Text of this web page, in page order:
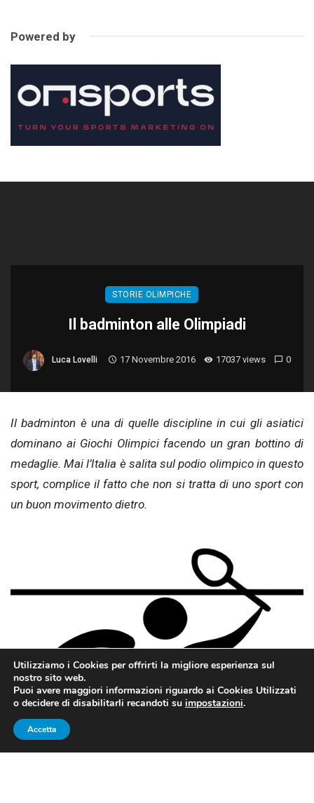
Powered by
STORIE OLIMPICHE
Il badminton alle Olimpiadi
Luca Lovelli 17 Novembre 2016 17037 views 0
Il badminton è una di quelle discipline in cui gli asiatici
dominano ai Giochi Olimpici facendo un gran bottino di
medaglie. Mai l’Italia è salita sul podio olimpico in questo
sport, complice il fatto che non si tratta di uno sport con
un buon movimento dietro.
Utilizziamo i Cookies per offrirti la migliore esperienza sul
nostro sito web.
Puoi avere maggiori informazioni riguardo ai Cookies Utilizzati
o decidere di disabilitarli recandoti su impostazioni.
Accetta